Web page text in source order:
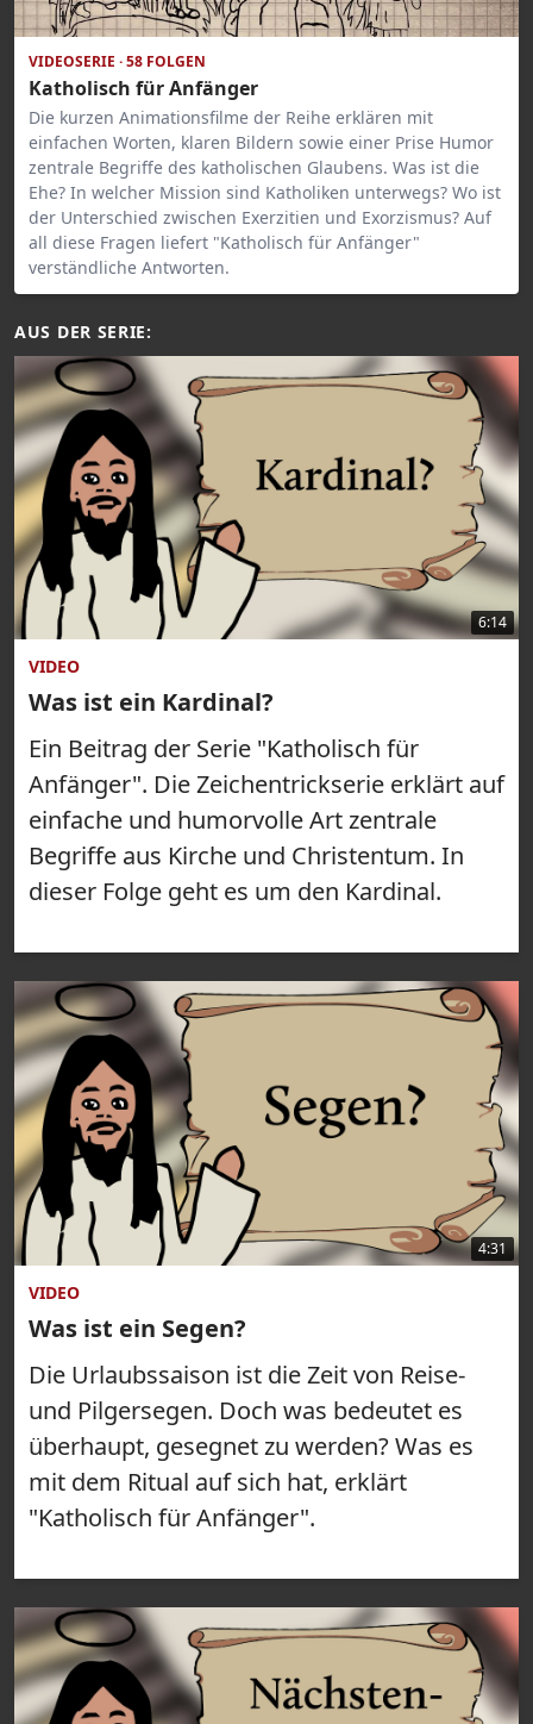
VIDEOSERIE · 58 FOLGEN
Katholisch für Anfänger
Die kurzen Animationsfilme der Reihe erklären mit
einfachen Worten, klaren Bildern sowie einer Prise Humor
zentrale Begriffe des katholischen Glaubens. Was ist die
Ehe? In welcher Mission sind Katholiken unterwegs? Wo ist
der Unterschied zwischen Exerzitien und Exorzismus? Auf
all diese Fragen liefert "Katholisch für Anfänger"
verständliche Antworten.
AUS DER SERIE:
6:14
VIDEO
Was ist ein Kardinal?
Ein Beitrag der Serie "Katholisch für
Anfänger". Die Zeichentrickserie erklärt auf
einfache und humorvolle Art zentrale
Begriffe aus Kirche und Christentum. In
dieser Folge geht es um den Kardinal.
4:31
VIDEO
Was ist ein Segen?
Die Urlaubssaison ist die Zeit von Reise-
und Pilgersegen. Doch was bedeutet es
überhaupt, gesegnet zu werden? Was es
mit dem Ritual auf sich hat, erklärt
"Katholisch für Anfänger".